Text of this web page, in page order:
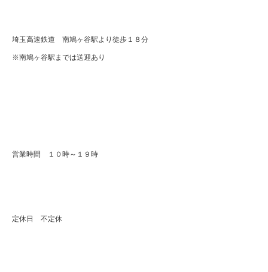
埼玉高速鉄道 南鳩ヶ谷駅より徒歩１８分
※南鳩ヶ谷駅までは送迎あり
営業時間 １０時～１９時
定休日 不定休